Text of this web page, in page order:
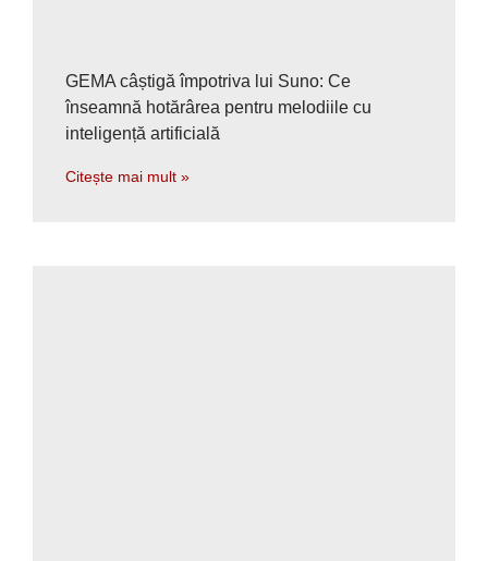
GEMA câștigă împotriva lui Suno: Ce
înseamnă hotărârea pentru melodiile cu
inteligență artificială
Citește mai mult »